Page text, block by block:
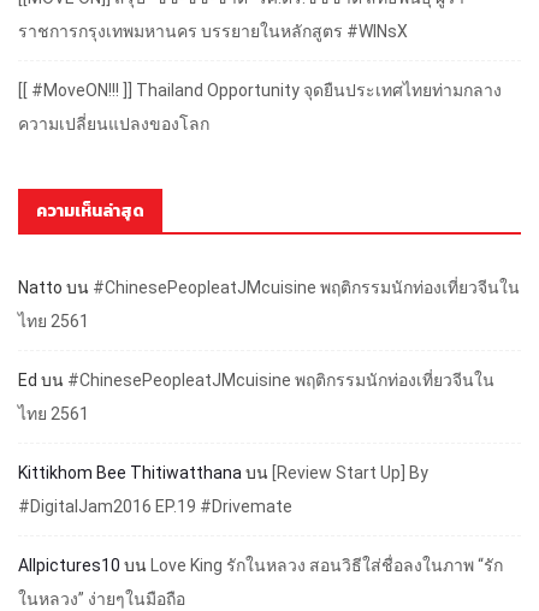
ราชการกรุงเทพมหานคร บรรยายในหลักสูตร #WINsX
[[ #MoveON!!! ]] Thailand Opportunity จุดยืนประเทศไทยท่ามกลาง
ความเปลี่ยนแปลงของโลก
ความเห็นล่าสุด
Natto บน #ChinesePeopleatJMcuisine พฤติกรรมนักท่องเที่ยวจีนใน
ไทย 2561
Ed บน #ChinesePeopleatJMcuisine พฤติกรรมนักท่องเที่ยวจีนใน
ไทย 2561
Kittikhom Bee Thitiwatthanaบน [Review Start Up] By
#DigitalJam2016 EP.19 #Drivemate
Allpictures10 บน Love King รักในหลวง สอนวิธีใส่ชื่อลงในภาพ “รัก
ในหลวง” ง่ายๆในมือถือ